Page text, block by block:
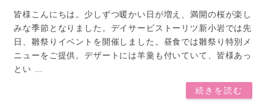
皆様こんにちは。少しずつ暖かい日が増え、満開の桜が楽し
みな季節となりました。デイサービストーリツ新小岩では先
日、雛祭りイベントを開催しました。昼食では雛祭り特別メ
ニューをご提供。デザートには羊羹も付いていて、皆様あっ
とい …
続きを読む